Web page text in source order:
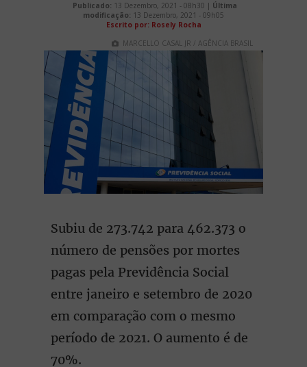
Publicado: 13 Dezembro, 2021 - 08h30 | Última
modificação: 13 Dezembro, 2021 - 09h05
Escrito por: Rosely Rocha
MARCELLO CASAL JR / AGÊNCIA BRASIL
Subiu de 273.742 para 462.373 o
número de pensões por mortes
pagas pela Previdência Social
entre janeiro e setembro de 2020
em comparação com o mesmo
período de 2021. O aumento é de
70%.